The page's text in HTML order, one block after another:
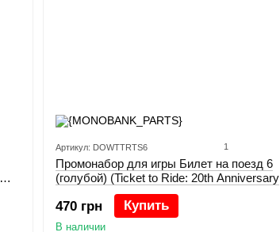
Артикул: DOWTTRTS6 1
Промонабор для игры Билет на поезд 6
(голубой) (Ticket to Ride: 20th Anniversary
Deluxe Train Set)
470 грн Купить
В наличии